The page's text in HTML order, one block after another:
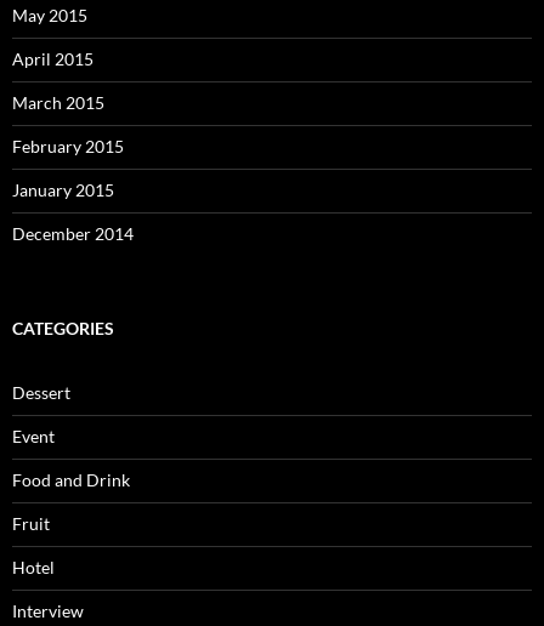
May 2015
April 2015
March 2015
February 2015
January 2015
December 2014
CATEGORIES
Dessert
Event
Food and Drink
Fruit
Hotel
Interview